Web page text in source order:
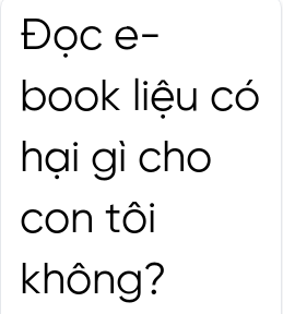
Đọc e-
book liệu có
hại gì cho
con tôi
không?